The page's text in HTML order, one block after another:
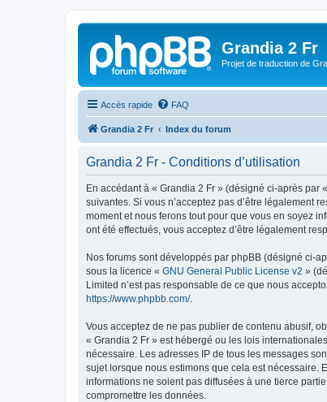
Grandia 2 Fr
Projet de traduction de
Accès rapide FAQ
Grandia 2 Fr Index du forum
Grandia 2 Fr - Conditions d’utilisation
En accédant à « Grandia 2 Fr » (désigné ci-après par
suivantes. Si vous n’acceptez pas d’être légalement
moment et nous ferons tout pour que vous en soyez
ont été effectués, vous acceptez d’être légalement
Nos forums sont développés par phpBB (désigné ci-
sous la licence « GNU General Public License v2 »
Limited n’est pas responsable de ce que nous
https://www.phpbb.com/.
Vous acceptez de ne pas publier de contenu abusif,
« Grandia 2 Fr » est hébergé ou les lois
nécessaire. Les adresses IP de tous les messages
sujet lorsque nous estimons que cela est nécessaire.
informations ne soient pas diffusées à une tierce
compromettre les données.